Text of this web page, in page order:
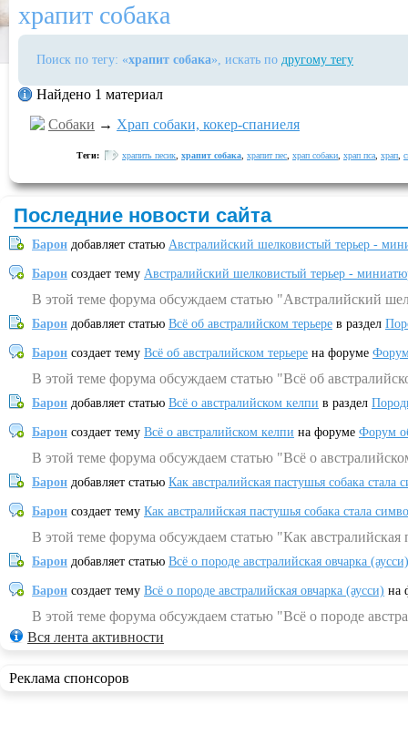
храпит собака
Поиск по тегу: «храпит собака», искать по другому тегу
Найдено 1 материал
Собаки → Храп собаки, кокер-спаниеля
Теги: храпить песик храпит собака храпит пес храп собаки храп пса храп
Последние новости сайта
Барон добавляет статью Австралийский шелковистый терьер -
Барон создает тему Австралийский шелковистый терьер -
В этой теме форума обсуждаем статью "Австралийский
Барон добавляет статью Всё об австралийском терьере в раздел
Барон создает тему Всё об австралийском терьере на форуме
В этой теме форума обсуждаем статью "Всё об
Барон добавляет статью Всё о австралийском келпи в раздел
Барон создает тему Всё о австралийском келпи на форуме Форум
В этой теме форума обсуждаем статью "Всё о
Барон добавляет статью Как австралийская пастушья собака
Барон создает тему Как австралийская пастушья собака стала
В этой теме форума обсуждаем статью "Как
Барон добавляет статью Всё о породе австралийская овчарка (аусси)
Барон создает тему Всё о породе австралийская овчарка (аусси) на
В этой теме форума обсуждаем статью "Всё о породе
Вся лента активности
Реклама спонсоров